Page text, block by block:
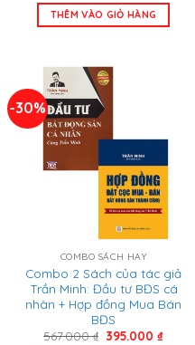
là:
299.000 ₫.
tại
THÊM VÀO GIỎ HÀNG
-30%
COMBO SÁCH HAY
Combo 2 Sách của tác giả
Trần Minh: Đầu tư BĐS cá
nhân + Hợp đồng Mua Bán
BĐS
567.000₫ Giá
395.000₫Giá